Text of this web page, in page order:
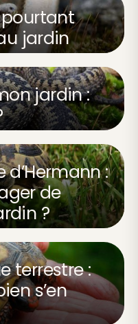
pourtant
jardin
jardin :
d’Hermann :
de
?
terrestre :
s’en